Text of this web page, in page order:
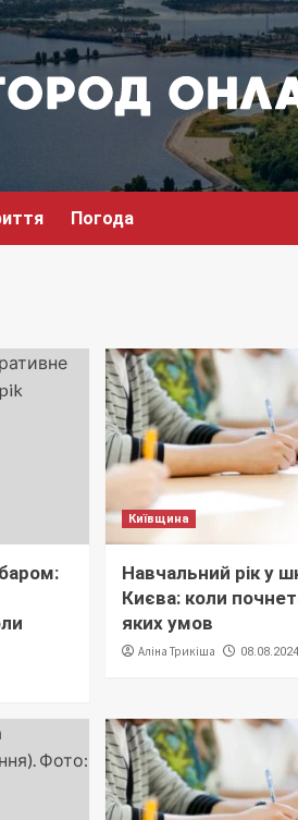
Погода
Київщина
Навчальний рік у
Києва: коли
яких умов
Аліна Трикіша 08.08.2024